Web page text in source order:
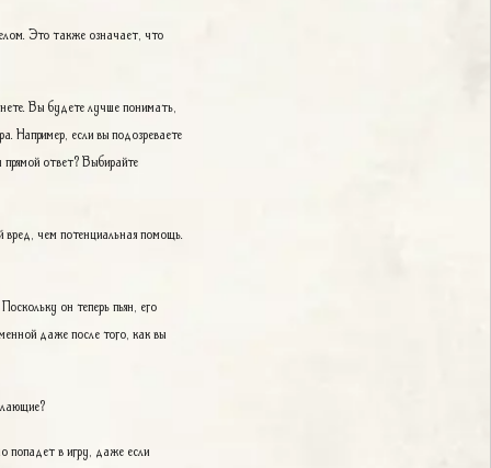
Это также означает, что
Вы будете лучше понимать,
Например, если вы подозреваете
ответ? Выбирайте
чем потенциальная помощь.
он теперь пьян, его
даже после того, как вы
попадет в игру, даже если